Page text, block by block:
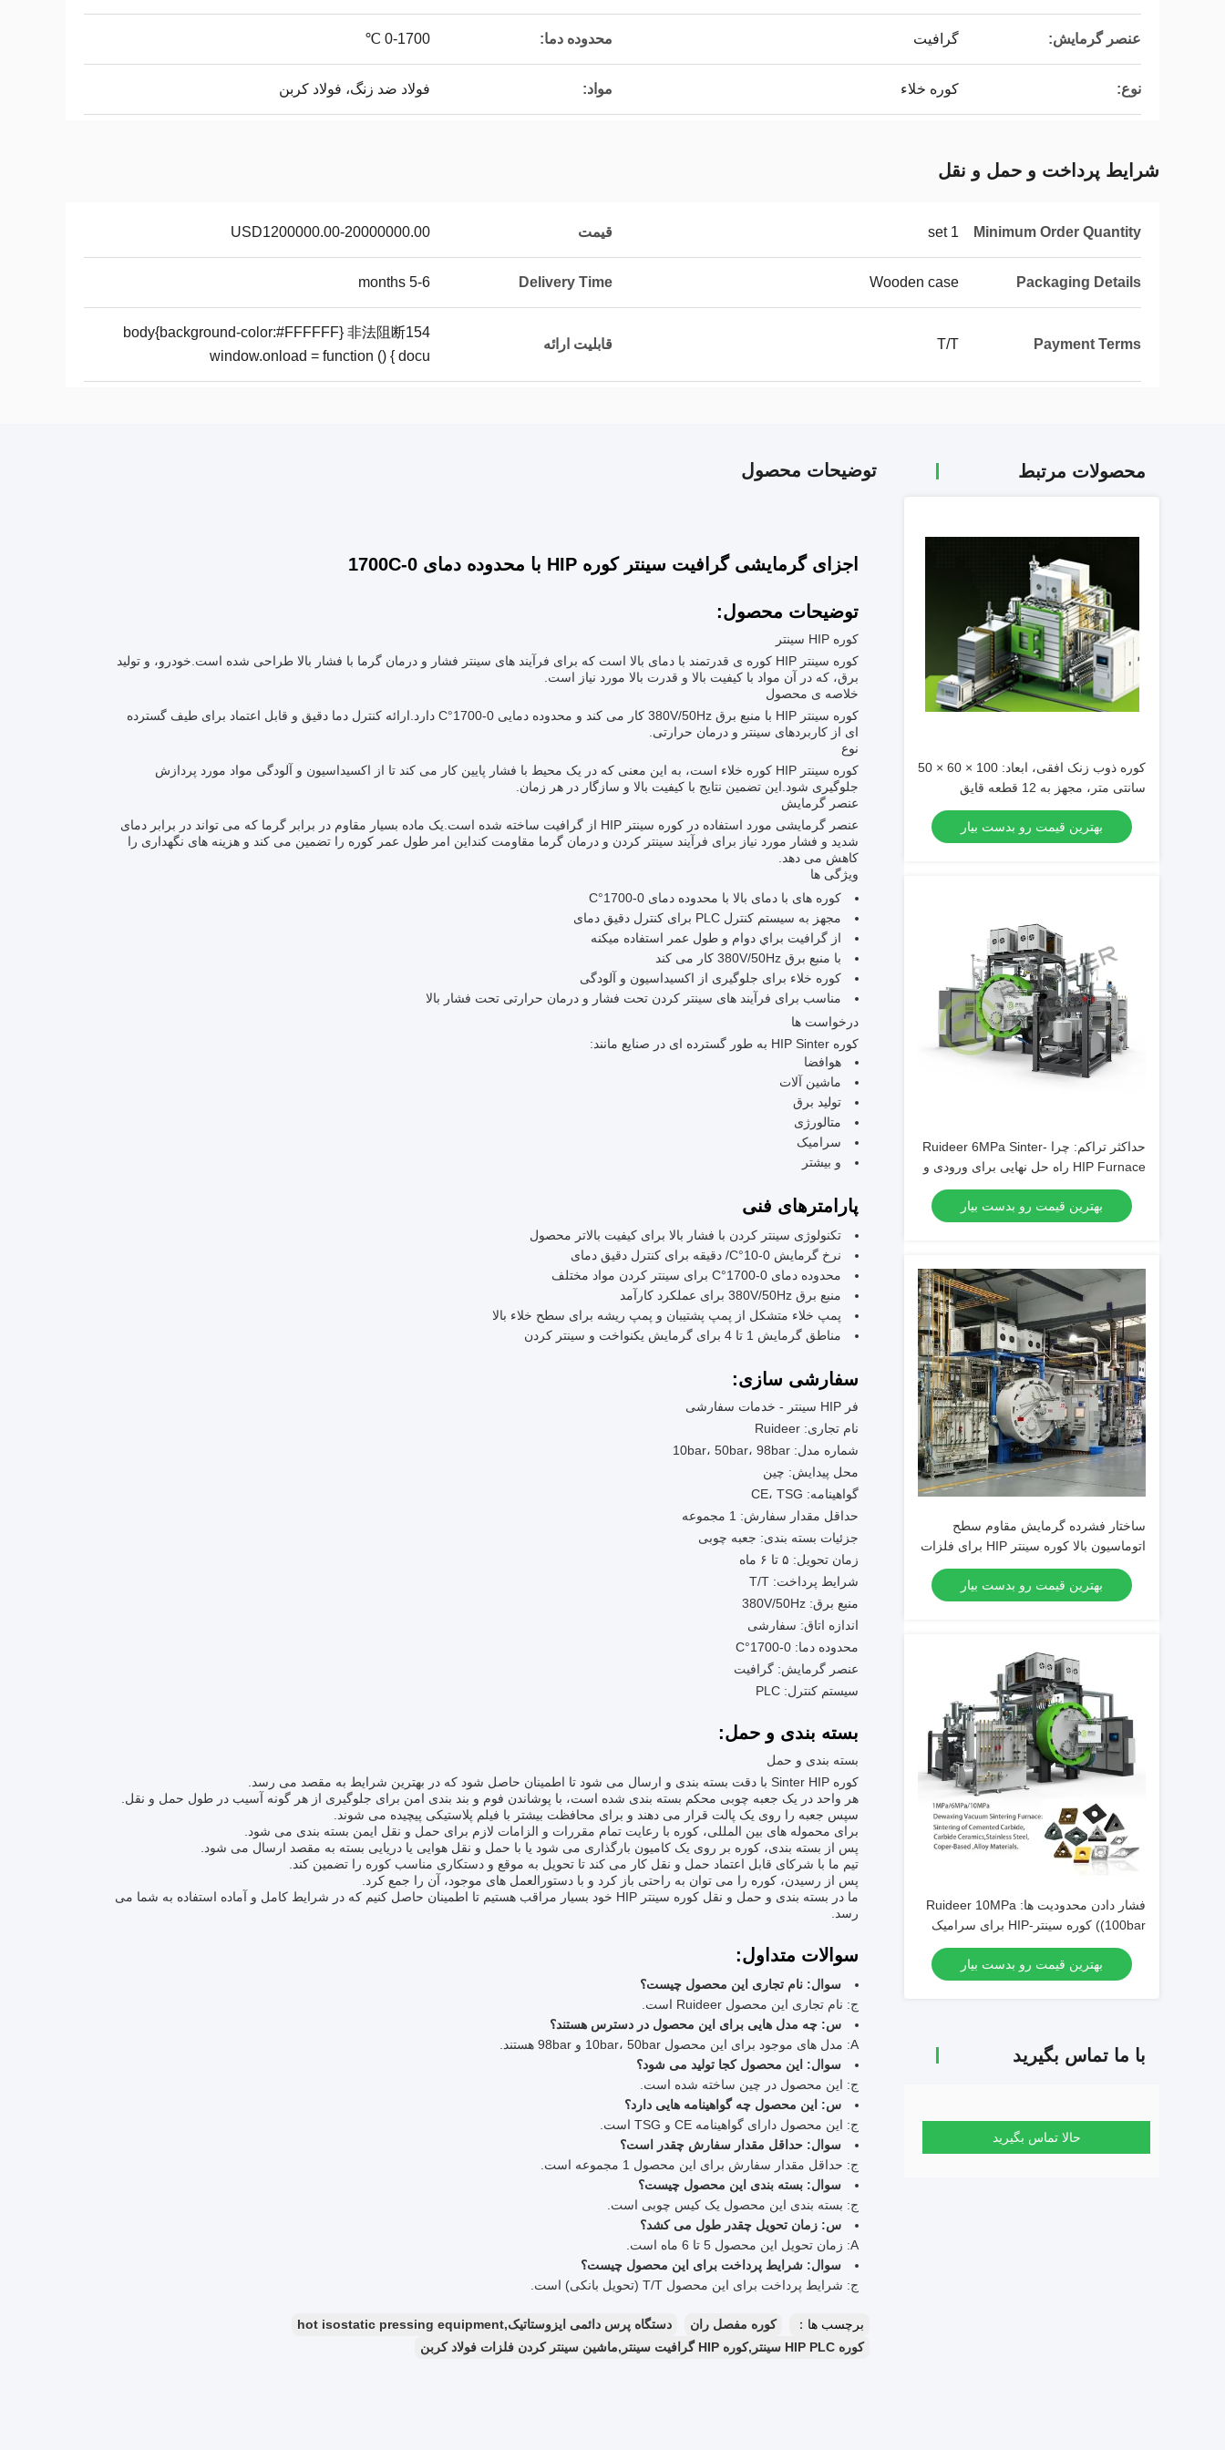
عنصر گرمایش: گرافیت محدوده دما: 0-1700 ℃
نوع: کوره خلاء مواد: فولاد ضد زنگ، فولاد کربن
شرایط پرداخت و حمل و نقل
Minimum Order Quantity
1 set قیمت USD1200000.00-20000000.00
Packaging Details
Wooden case
Delivery Time
5-6 months
Payment Terms
T/T قابلیت ارائه
body{background-color:#FFFFFF} 非法阻断154
window.onload = function () { docu
محصولات مرتبط
کوره ذوب زنک افقی، ابعاد: 100 × 60 × 50
سانتی متر، مجهز به 12 قطعه قایق
گرافیت
بهترین قیمت رو بدست بیار
حداکثر تراکم: چرا Ruideer 6MPa Sinter-
HIP Furnace راه حل نهایی برای ورودی و
میله های کربید برتر است
بهترین قیمت رو بدست بیار
ساختار فشرده گرمایش مقاوم سطح
اتوماسیون بالا کوره سینتر HIP برای فلزات
سازی پودر
بهترین قیمت رو بدست بیار
فشار دادن محدودیت ها: Ruideer 10MPa
(100bar) کوره سینتر-HIP برای سرامیک
پیشرفته و کربید
بهترین قیمت رو بدست بیار
با ما تماس بگیرید
حالا تماس بگیرید
توضیحات محصول
اجزای گرمایشی گرافیت سینتر کوره HIP با محدوده دمای 0-1700C
توضیحات محصول:
کوره HIP سینتر
کوره سینتر HIP کوره ی قدرتمند با دمای بالا است که برای فرآیند های سینتر فشار و درمان گرما با فشار بالا طراحی شده است.خودرو، و تولید
برق، که در آن مواد با کیفیت بالا و قدرت بالا مورد نیاز است.
خلاصه ی محصول
کوره سینتر HIP با منبع برق 380V/50Hz کار می کند و محدوده دمایی 0-1700°C دارد.ارائه کنترل دما دقیق و قابل اعتماد برای طیف گسترده
ای از کاربردهای سینتر و درمان حرارتی.
نوع
کوره سینتر HIP کوره خلاء است، به این معنی که در یک محیط با فشار پایین کار می کند تا از اکسیداسیون و آلودگی مواد مورد پردازش
جلوگیری شود.این تضمین نتایج با کیفیت بالا و سازگار در هر زمان.
عنصر گرمایش
عنصر گرمایشی مورد استفاده در کوره سینتر HIP از گرافیت ساخته شده است.یک ماده بسیار مقاوم در برابر گرما که می تواند در برابر دمای
شدید و فشار مورد نیاز برای فرآیند سینتر کردن و درمان گرما مقاومت کنداین امر طول عمر کوره را تضمین می کند و هزینه های نگهداری را
کاهش می دهد.
ویژگی ها
کوره های با دمای بالا با محدوده دمای 0-1700°C
مجهز به سیستم کنترل PLC برای کنترل دقیق دمای
از گرافيت براي دوام و طول عمر استفاده ميکنه
با منبع برق 380V/50Hz کار می کند
کوره خلاء برای جلوگیری از اکسیداسیون و آلودگی
مناسب برای فرآیند های سینتر کردن تحت فشار و درمان حرارتی تحت فشار بالا
درخواست ها
کوره HIP Sinter به طور گسترده ای در صنایع مانند:
هوافضا
ماشین آلات
تولید برق
متالورژی
سرامیک
و بیشتر
پارامترهای فنی
تکنولوژی سینتر کردن با فشار بالا برای کیفیت بالاتر محصول
نرخ گرمایش 0-10°C/ دقیقه برای کنترل دقیق دمای
محدوده دمای 0-1700°C برای سینتر کردن مواد مختلف
منبع برق 380V/50Hz برای عملکرد کارآمد
پمپ خلاء متشکل از پمپ پشتیبان و پمپ ریشه برای سطح خلاء بالا
مناطق گرمایش 1 تا 4 برای گرمایش یکنواخت و سینتر کردن
سفارشی سازی:
فر HIP سینتر - خدمات سفارشی
نام تجاری: Ruideer
شماره مدل: 10bar، 50bar، 98bar
محل پیدایش: چین
گواهینامه: CE، TSG
حداقل مقدار سفارش: 1 مجموعه
جزئیات بسته بندی: جعبه چوبی
زمان تحویل: ۵ تا ۶ ماه
شرایط پرداخت: T/T
منبع برق: 380V/50Hz
اندازه اتاق: سفارشی
محدوده دما: 0-1700°C
عنصر گرمایش: گرافیت
سیستم کنترل: PLC
بسته بندی و حمل:
بسته بندی و حمل
کوره Sinter HIP با دقت بسته بندی و ارسال می شود تا اطمینان حاصل شود که در بهترین شرایط به مقصد می رسد.
هر واحد در یک جعبه چوبی محکم بسته بندی شده است، با پوشاندن فوم و بند بندی امن برای جلوگیری از هر گونه آسیب در طول حمل و نقل.
سپس جعبه را روی یک پالت قرار می دهند و برای محافظت بیشتر با فیلم پلاستیکی پیچیده می شوند.
برای محموله های بین المللی، کوره با رعایت تمام مقررات و الزامات لازم برای حمل و نقل ایمن بسته بندی می شود.
پس از بسته بندی، کوره بر روی یک کامیون بارگذاری می شود یا با حمل و نقل هوایی یا دریایی بسته به مقصد ارسال می شود.
تیم ما با شرکای قابل اعتماد حمل و نقل کار می کند تا تحویل به موقع و دستکاری مناسب کوره را تضمین کند.
پس از رسیدن، کوره را می توان به راحتی باز کرد و با دستورالعمل های موجود، آن را جمع کرد.
ما در بسته بندی و حمل و نقل کوره سینتر HIP خود بسیار مراقب هستیم تا اطمینان حاصل کنیم که در شرایط کامل و آماده استفاده به شما می
رسد.
سوالات متداول:
سوال: نام تجاری این محصول چیست؟
ج: نام تجاری این محصول Ruideer است.
س: چه مدل هایی برای این محصول در دسترس هستند؟
A: مدل های موجود برای این محصول 10bar، 50bar و 98bar هستند.
سوال: این محصول کجا تولید می شود؟
ج: این محصول در چین ساخته شده است.
س: این محصول چه گواهینامه هایی دارد؟
ج: این محصول دارای گواهینامه CE و TSG است.
سوال: حداقل مقدار سفارش چقدر است؟
ج: حداقل مقدار سفارش برای این محصول 1 مجموعه است.
سوال: بسته بندی این محصول چیست؟
ج: بسته بندی این محصول یک کیس چوبی است.
س: زمان تحویل چقدر طول می کشد؟
A: زمان تحویل این محصول 5 تا 6 ماه است.
سوال: شرایط پرداخت برای این محصول چیست؟
ج: شرایط پرداخت برای این محصول T/T (تحویل بانکی) است.
برچسب ها： کوره مفصل ران
دستگاه پرس دائمی ایزوستاتیک,hot isostatic pressing equipment
کوره HIP PLC سینتر,کوره HIP گرافیت سینتر,ماشین سینتر کردن فلزات فولاد کربن